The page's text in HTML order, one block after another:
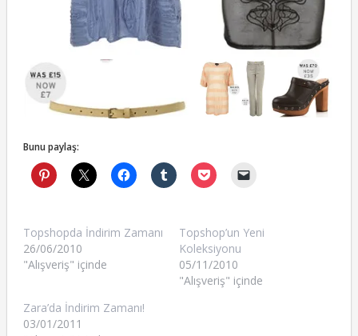
Bunu paylaş:
Topshopda İndirim Zamanı
26/06/2010
"Alışveriş" içinde
Topshop’un Yeni
Koleksiyonu
05/11/2010
"Alışveriş" içinde
Zara’da İndirim Zamanı!
03/01/2011